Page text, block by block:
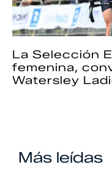
La Selección
femenina,
Watersley
Más leídas